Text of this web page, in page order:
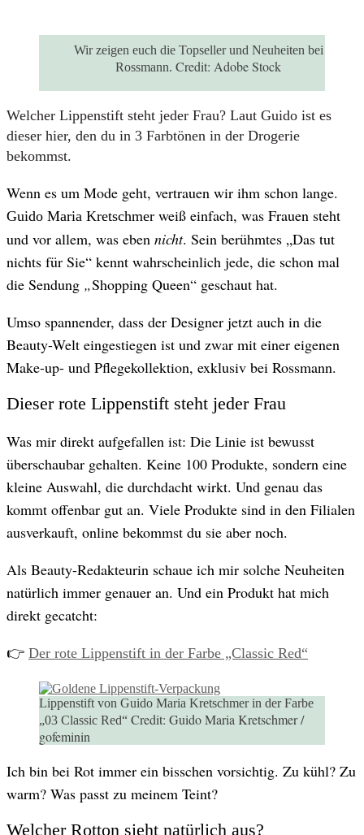
Wir zeigen euch die Topseller und Neuheiten bei
Rossmann. Credit: Adobe Stock
Welcher Lippenstift steht jeder Frau? Laut Guido ist es
dieser hier, den du in 3 Farbtönen in der Drogerie
bekommst.
Wenn es um Mode geht, vertrauen wir ihm schon lange.
Guido Maria Kretschmer weiß einfach, was Frauen steht
und vor allem, was eben nicht. Sein berühmtes „Das tut
nichts für Sie“ kennt wahrscheinlich jede, die schon mal
die Sendung „Shopping Queen“ geschaut hat.
Umso spannender, dass der Designer jetzt auch in die
Beauty-Welt eingestiegen ist und zwar mit einer eigenen
Make-up- und Pflegekollektion, exklusiv bei Rossmann.
Dieser rote Lippenstift steht jeder Frau
Was mir direkt aufgefallen ist: Die Linie ist bewusst
überschaubar gehalten. Keine 100 Produkte, sondern eine
kleine Auswahl, die durchdacht wirkt. Und genau das
kommt offenbar gut an. Viele Produkte sind in den Filialen
ausverkauft, online bekommst du sie aber noch.
Als Beauty-Redakteurin schaue ich mir solche Neuheiten
natürlich immer genauer an. Und ein Produkt hat mich
direkt gecatcht:
👉 Der rote Lippenstift in der Farbe „Classic Red“
Lippenstift von Guido Maria Kretschmer in der Farbe
„03 Classic Red“ Credit: Guido Maria Kretschmer /
gofeminin
Ich bin bei Rot immer ein bisschen vorsichtig. Zu kühl? Zu
warm? Was passt zu meinem Teint?
Welcher Rotton sieht natürlich aus?